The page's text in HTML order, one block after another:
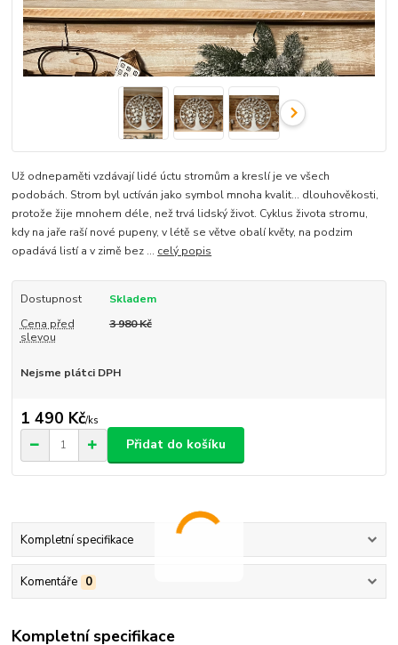
Už odnepaměti vzdávají lidé úctu stromům a kreslí je ve všech
podobách. Strom byl uctíván jako symbol mnoha kvalit... dlouhověkosti,
protože žije mnohem déle, než trvá lidský život. Cyklus života stromu,
kdy na jaře raší nové pupeny, v létě se větve obalí květy, na podzim
opadává listí a v zimě bez ... celý popis
Dostupnost
Skladem
Cena před
slevou
3 980 Kč
Nejsme plátci DPH
1 490 Kč/ks
Přidat do košíku
Kompletní specifikace
Komentáře 0
Kompletní specifikace